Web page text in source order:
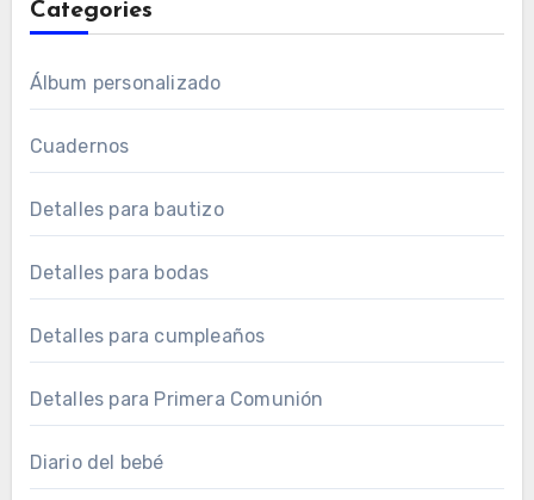
Categories
Álbum personalizado
Cuadernos
Detalles para bautizo
Detalles para bodas
Detalles para cumpleaños
Detalles para Primera Comunión
Diario del bebé